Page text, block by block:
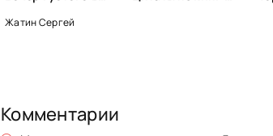
Жатин Сергей
Комментарии